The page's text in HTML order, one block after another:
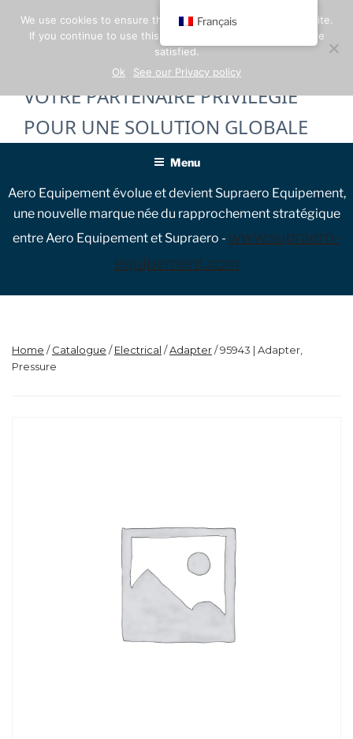
content
VOTRE PARTENAIRE PRIVILÉGIÉ
POUR UNE SOLUTION GLOBALE
Menu
Aero Equipement évolue et devient Supraero Equipement,
une nouvelle marque née du rapprochement stratégique
entre Aero Equipement et Supraero - www.supraero-
equipement.com
Home /Catalogue /Electrical /Adapter/ 95943 | Adapter,
Pressure
Français
We use cookies to ensure the best experience on our website.
If you continue to use this site, we will assume that you are
satisfied.
Ok
See our Privacy policy